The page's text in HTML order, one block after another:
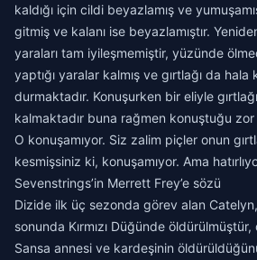
kaldığı için cildi beyazlamış ve
gitmiş ve kalanı ise beyazlamıştır.
yaraları tam iyileşmemiştir, yüzünde
yaptığı yaralar kalmış ve gırtlağı da hala
durmaktadır. Konuşurken bir eliyle
kalmaktadır buna rağmen konuştuğu zor
O konuşamıyor. Siz zalim piçler onun
kesmişsiniz ki, konuşamıyor. Ama
Sevenstrings’in Merrett Frey’e sözü
Dizide ilk üç sezonda görev alan
sonunda Kırmızı Düğünde
Sansa annesi ve kardeşinin